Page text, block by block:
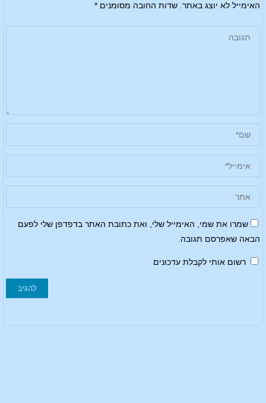
האימייל לא יוצג באתר. שדות החובה מסומנים*
שמרו את שמי, האימייל שלי, ואת כתובת האתר בדפדפן שלי לפעם
הבאה שאפרסם תגובה.
רשום אותי לקבלת עדכונים